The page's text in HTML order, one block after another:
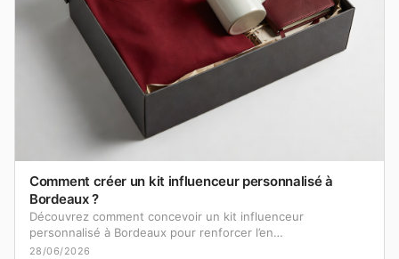
Comment créer un kit influenceur personnalisé à
Bordeaux ?
Découvrez comment concevoir un kit influenceur
personnalisé à Bordeaux pour renforcer l’en…
28/06/2026